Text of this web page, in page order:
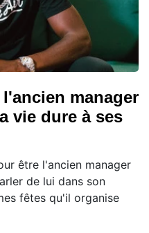
manager
vie dure à ses
être l'ancien manager
de lui dans son
fêtes qu'il organise